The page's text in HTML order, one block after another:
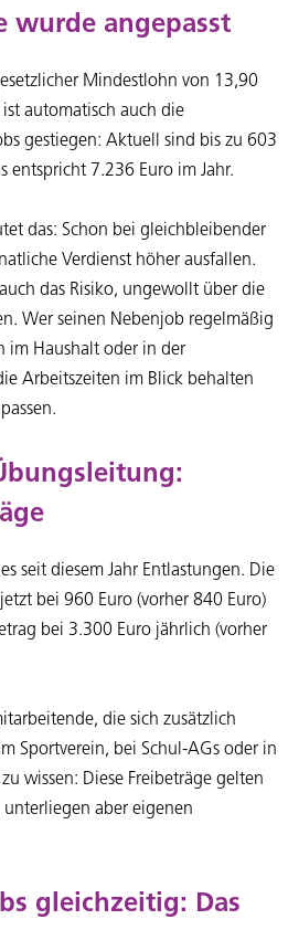
wurde angepasst
Mindestlohn von 13,90
automatisch auch die
gestiegen: Aktuell sind bis zu 603
entspricht 7.236 Euro im Jahr.
das: Schon bei gleichbleibender
Verdienst höher ausfallen.
das Risiko, ungewollt über die
Wer seinen Nebenjob regelmäßig
im Haushalt oder in der
Arbeitszeiten im Blick behalten
seit diesem Jahr Entlastungen. Die
bei 960 Euro (vorher 840 Euro)
bei 3.300 Euro jährlich (vorher
die sich zusätzlich
Sportverein, bei Schul-AGs oder in
wissen: Diese Freibeträge gelten
aber eigenen
gleichzeitig: Das